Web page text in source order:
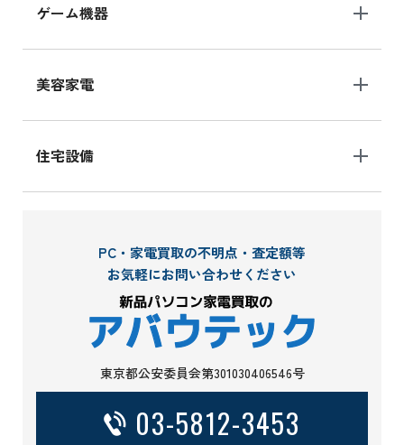
ゲーム機器
美容家電
住宅設備
PC・家電買取の不明点・査定額等
お気軽にお問い合わせください
東京都公安委員会第301030406546号
03-5812-3453